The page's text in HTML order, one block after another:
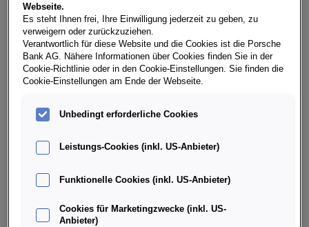
Weitere Infos & Daten
Fahrzeugdaten
Finanzierung über die Porsche Bank
Händlerinformation
Webseite.
Es steht Ihnen frei, Ihre Einwilligung jederzeit zu geben, zu
verweigern oder zurückzuziehen.
Verantwortlich für diese Website und die Cookies ist die Porsche
Bank AG. Nähere Informationen über Cookies finden Sie in der
Cookie-Richtlinie oder in den Cookie-Einstellungen. Sie finden die
Cookie-Einstellungen am Ende der Webseite.
Unbedingt erforderliche Cookies
Leistungs-Cookies (inkl. US-Anbieter)
Funktionelle Cookies (inkl. US-Anbieter)
Cookies für Marketingzwecke (inkl. US-
Anbieter)